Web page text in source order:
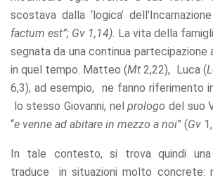
scostava dalla ‘logica’
factum est”; Gv 1,14). La vita della
segnata da una continua partecipazione
in quel tempo. Matteo (Mt 2,22), Luca (
6,3), ad esempio, ne fanno riferimento
lo stesso Giovanni, nelprologo del suo
“e venne ad abitare in mezzo a noi” (Gv
In tale contesto, si trova quindi
traduce in situazioni molto concrete: